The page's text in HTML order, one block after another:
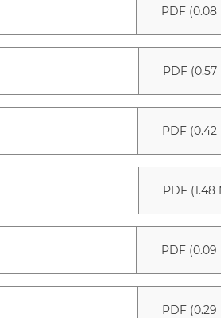
PDF (0.08
PDF (0.57
PDF (0.42
PDF (1.48
PDF (0.09
PDF (0.29